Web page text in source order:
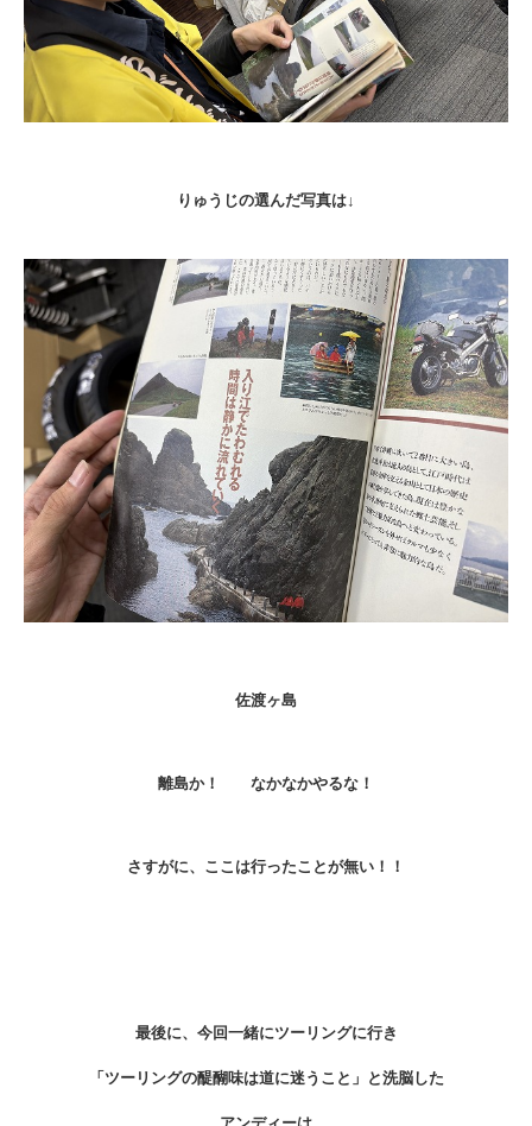
りゅうじの選んだ写真は↓
佐渡ヶ島
離島か！ なかなかやるな！
さすがに、ここは行ったことが無い！！
最後に、今回一緒にツーリングに行き
「ツーリングの醍醐味は道に迷うこと」と洗脳した